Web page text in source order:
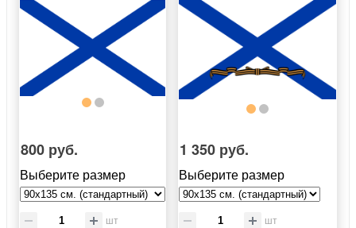
800 руб.
Выберите размер
шт
1 350 руб.
Выберите размер
шт